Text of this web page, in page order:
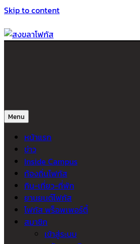
Skip to content
Menu
หน้าแรก
ข่าว
Inside Campus
ท้องถิ่นโฟกัส
กิน-เที่ยว-ที่พัก
ยานยนต์โฟกัส
โฟกัส พร็อพเพอร์ตี้
สมาชิก
เข้าสู่ระบบ